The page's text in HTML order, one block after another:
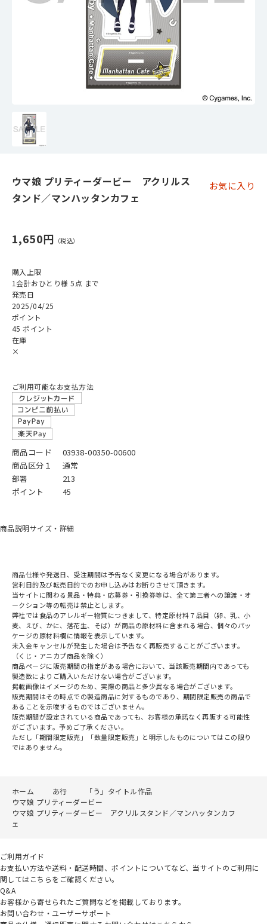
ウマ娘 プリティーダービー アクリルス
タンド／マンハッタンカフェ
お気に入り
1,650円
購入上限
1会計おひとり様 5点 まで
発売日
2025/04/25
ポイント
45 ポイント
在庫
×
ご利用可能なお支払方法
商品コード
03938-00350-00600
商品区分１
通常
部署
213
ポイント
45
商品説明サイズ・詳細
商品仕様や発送日、受注期間は予告なく変更になる場合があります。
営利目的及び転売目的でのお申し込みはお断りさせて頂きます。
当サイトに関わる景品・特典・応募券・引換券等は、全て第三者への譲渡・オ
ークション等の転売は禁止とします。
弊社では食品のアレルギー物質につきまして、特定原材料７品目（卵、乳、小
麦、えび、かに、落花生、そば）が商品の原材料に含まれる場合、個々のパッ
ケージの原材料欄に情報を表示しています。
未入金キャンセルが発生した場合は予告なく再販売することがございます。
（くじ・アニカプ商品を除く）
商品ページに販売期間の指定がある場合において、当該販売期間内であっても
製造数によりご購入いただけない場合がございます。
掲載画像はイメージのため、実際の商品と多少異なる場合がございます。
販売期間はその時点での製造商品に対するものであり、期間限定販売の商品で
あることを示唆するものではございません。
販売期間が設定されている商品であっても、お客様の承諾なく再販する可能性
がございます。予めご了承ください。
ただし「期間限定販売」「数量限定販売」と明示したものについてはこの限り
ではありません。
ホーム あ行
「う」タイトル作品
ウマ娘 プリティーダービー
ウマ娘 プリティーダービー アクリルスタンド／マンハッタンカフ
ェ
ご利用ガイド
お支払い方法や送料・配送時間、ポイントについてなど、当サイトのご利用に
関してはこちらをご確認ください。
Q&A
お客様から寄せられたご質問などを掲載しております。
お問い合わせ・ユーザーサポート